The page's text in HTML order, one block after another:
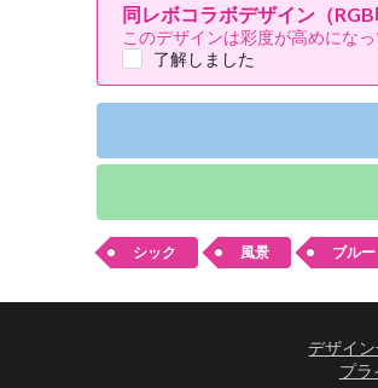
同レボコラボデザイン（RGB
このデザインは彩度が高めにな
了解しました
シック 風景 ブルー
デザイ
プラ